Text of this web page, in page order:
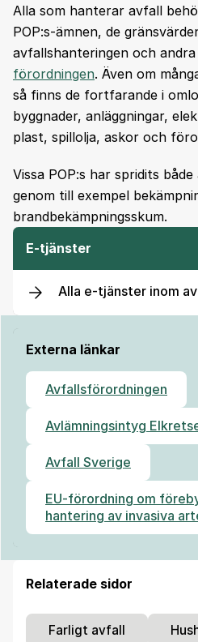
Alla som hanterar avfall
POP:s-ämnen, de
avfallshanteringen och
förordningen. Även om
så finns de fortfarande i
byggnader, anläggningar,
plast, spillolja, askor och
Vissa POP:s har spridits
genom till exempel
brandbekämpningsskum.
E-tjänster
Alla e-tjänster inom
Externa länkar
Avfallsförordningen
Avlämningsintyg
Avfall Sverige
EU-förordning om
hantering av invasiva
Relaterade sidor
Farligt avfall